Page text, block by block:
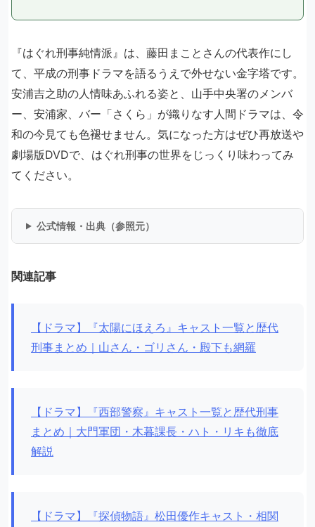
『はぐれ刑事純情派』は、藤田まことさんの代表作にし
て、平成の刑事ドラマを語るうえで外せない金字塔です。
安浦吉之助の人情味あふれる姿と、山手中央署のメンバ
ー、安浦家、バー「さくら」が織りなす人間ドラマは、令
和の今見ても色褪せません。気になった方はぜひ再放送や
劇場版DVDで、はぐれ刑事の世界をじっくり味わってみ
てください。
公式情報・出典（参照元）
関連記事
【ドラマ】『太陽にほえろ』キャスト一覧と歴代
刑事まとめ｜山さん・ゴリさん・殿下も網羅
【ドラマ】『西部警察』キャスト一覧と歴代刑事
まとめ｜大門軍団・木暮課長・ハト・リキも徹底
解説
【ドラマ】『探偵物語』松田優作キャスト・相関